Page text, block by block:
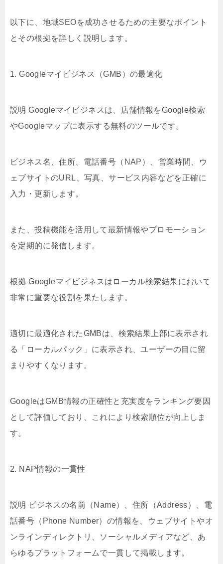
以下に、地域SEOを成功させるための主要なポイント
とその根拠を詳しく説明します。
1. Googleマイビジネス（GMB）の最適化
説明 Googleマイビジネスは、店舗情報をGoogle検索
やGoogleマップに表示する無料のツールです。
ビジネス名、住所、電話番号（NAP）、営業時間、ウ
ェブサイトのURL、写真、サービス内容などを正確に
入力・更新します。
また、投稿機能を活用して最新情報やプロモーション
を定期的に発信します。
根拠 Googleマイビジネスはローカル検索結果において
非常に重要な役割を果たします。
適切に最適化されたGMBは、検索結果上部に表示され
る「ローカルパック」に表示され、ユーザーの目に留
まりやすくなります。
GoogleはGMB情報の正確性と充実度をランキング要因
として評価しており、これにより検索順位が向上しま
す。
2. NAP情報の一貫性
説明 ビジネスの名前（Name）、住所（Address）、電
話番号（Phone Number）の情報を、ウェブサイトやオ
ンラインディレクトリ、ソーシャルメディアなど、あ
らゆるプラットフォームで一貫して掲載します。